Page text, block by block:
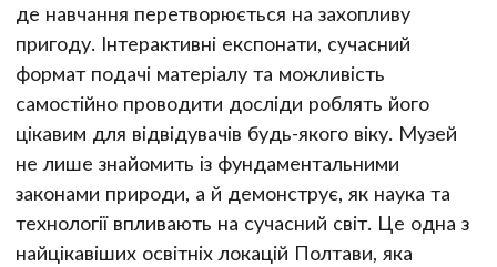
де навчання перетворюється на захопливу
пригоду. Інтерактивні експонати, сучасний
формат подачі матеріалу та можливість
самостійно проводити досліди роблять його
цікавим для відвідувачів будь-якого віку. Музей
не лише знайомить із фундаментальними
законами природи, а й демонструє, як наука та
технології впливають на сучасний світ. Це одна з
найцікавіших освітніх локацій Полтави, яка